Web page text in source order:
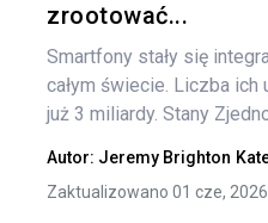
zrootować...
Smartfony stały się
całym świecie. Liczba ich
już 3 miliardy. Stany
Autor: Jeremy Brighton
Zaktualizowano 01 cze, 2026